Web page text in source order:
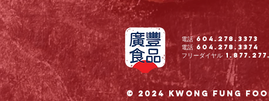
電話 604.278.3373
電話 604.278.3374
フリーダイヤル
© 2024 Kwong Fung Food